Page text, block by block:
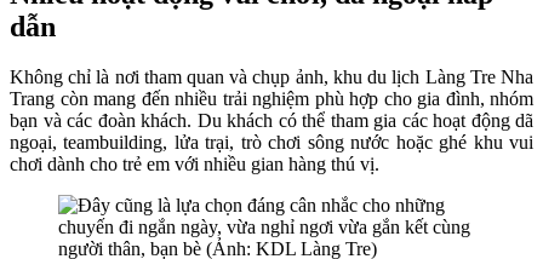
dẫn
Không chỉ là nơi tham quan và chụp ảnh, khu du lịch Làng Tre Nha
Trang còn mang đến nhiều trải nghiệm phù hợp cho gia đình, nhóm
bạn và các đoàn khách. Du khách có thể tham gia các hoạt động dã
ngoại, teambuilding, lửa trại, trò chơi sông nước hoặc ghé khu vui
chơi dành cho trẻ em với nhiều gian hàng thú vị.